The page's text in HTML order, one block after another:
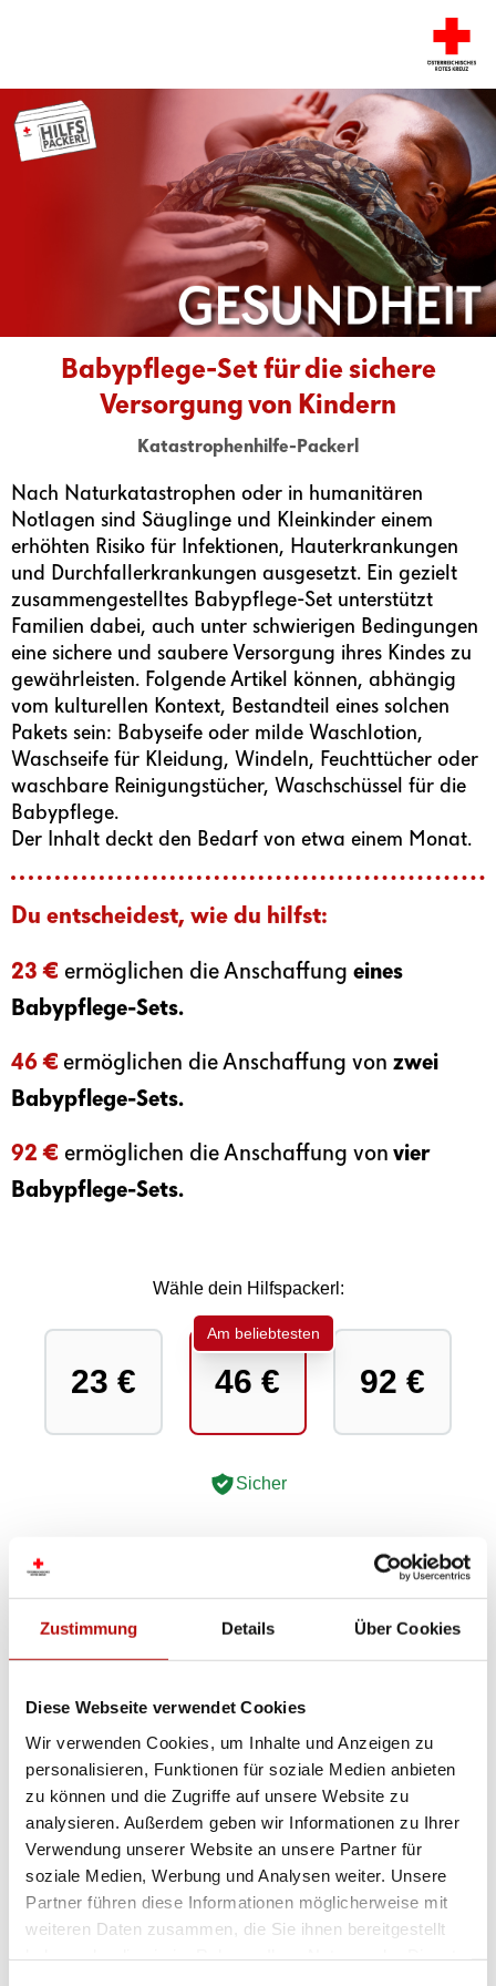
Zustimmung Details Über Cookies
Diese Webseite verwendet Cookies
Wir verwenden Cookies, um Inhalte und Anzeigen zu
personalisieren, Funktionen für soziale Medien anbieten
zu können und die Zugriffe auf unsere Website zu
analysieren. Außerdem geben wir Informationen zu Ihrer
Verwendung unserer Website an unsere Partner für
soziale Medien, Werbung und Analysen weiter. Unsere
Partner führen diese Informationen möglicherweise mit
weiteren Daten zusammen, die Sie ihnen bereitgestellt
Babypflege-Set für die sichere
Versorgung von Kindern
Katastrophenhilfe-Packerl
Nach Naturkatastrophen oder in humanitären
Notlagen sind Säuglinge und Kleinkinder einem
erhöhten Risiko für Infektionen, Hauterkrankungen
und Durchfallerkrankungen ausgesetzt. Ein gezielt
zusammengestelltes Babypflege-Set unterstützt
Familien dabei, auch unter schwierigen Bedingungen
eine sichere und saubere Versorgung ihres Kindes zu
gewährleisten. Folgende Artikel können, abhängig
vom kulturellen Kontext, Bestandteil eines solchen
Pakets sein: Babyseife oder milde Waschlotion,
Waschseife für Kleidung, Windeln, Feuchttücher oder
waschbare Reinigungstücher, Waschschüssel für die
Babypflege.
Der Inhalt deckt den Bedarf von etwa einem Monat.
Du entscheidest, wie du hilfst:
23 € ermöglichen die Anschaffung eines
Babypflege-Sets.
46 € ermöglichen die Anschaffung von zwei
Babypflege-Sets.
92 € ermöglichen die Anschaffung von vier
Babypflege-Sets.
Wähle dein Hilfspackerl:
23 € 46 €
Am beliebtesten
92 €
Sicher
Katastrophenhilfe weltweit
Katastrophen ergänzt das Österreichische Rote
Kreuz die Kapazitäten der lokalen Rotkreuz- oder
Rothalbmond Gesellschaft mit dem, was national
oder regional gerade nicht verfügbar ist. Dazu
gehören unter anderem die Bereitstellung von
Hilfsgütern, finanzielle Unterstützung aber auch
die Entsendung von Spezialist:innen.